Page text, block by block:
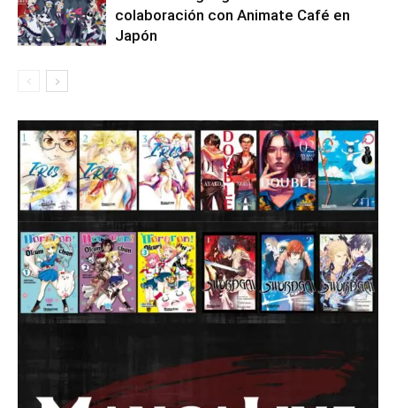
colaboración con Animate Café en
Japón